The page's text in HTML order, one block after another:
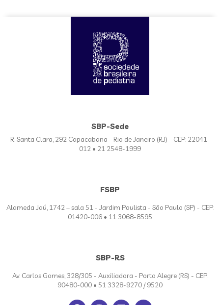
SBP-Sede
R. Santa Clara, 292 Copacabana - Rio de Janeiro (RJ) - CEP: 22041-
012 • 21 2548-1999
FSBP
Alameda Jaú, 1742 – sala 51 - Jardim Paulista - São Paulo (SP) - CEP:
01420-006 • 11 3068-8595
SBP-RS
Av. Carlos Gomes, 328/305 - Auxiliadora - Porto Alegre (RS) - CEP:
90480-000 • 51 3328-9270 / 9520